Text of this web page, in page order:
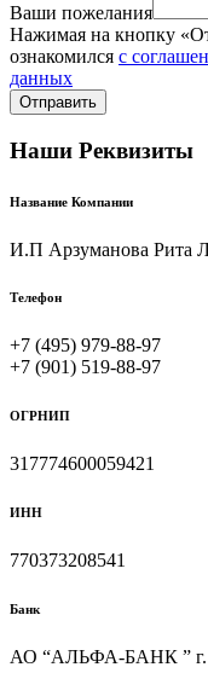
Ваши пожелания
Нажимая на кнопку
ознакомился с
данных
Отправить
Наши Реквизиты
Название Компании
И.П Арзуманова Рита
Телефон
+7 (495) 979-88-97
+7 (901) 519-88-97
ОГРНИП
317774600059421
ИНН
770373208541
Банк
АО “АЛЬФА-БАНК ” г.